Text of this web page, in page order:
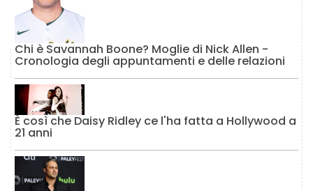
Chi è Savannah Boone? Moglie di Nick Allen -
Cronologia degli appuntamenti e delle relazioni
È così che Daisy Ridley ce l'ha fatta a Hollywood a
21 anni